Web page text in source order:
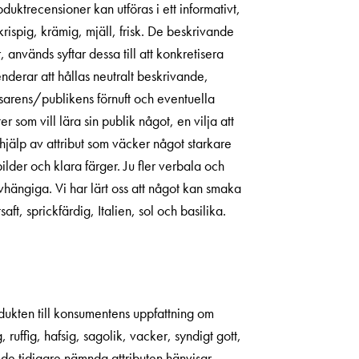
kan utföras i ett informativt,
krämig, mjäll, frisk. De beskrivande
syftar dessa till att konkretisera
att hållas neutralt beskrivande,
publikens förnuft och eventuella
som vill lära sin publik något, en vilja att
av attribut som väcker något starkare
och klara färger. Ju fler verbala och
Vi har lärt oss att något kan smaka
sprickfärdig, Italien, sol och basilika.
till konsumentens uppfattning om
hafsig, sagolik, vacker, syndigt gott,